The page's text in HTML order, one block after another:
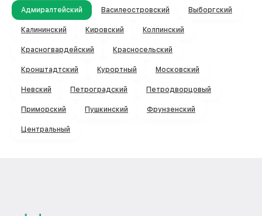
Адмиралтейский Василеостровский Выборгский
Калининский Кировский Колпинский
Красногвардейский Красносельский
Кронштадтский Курортный Московский
Невский Петроградский Петродворцовый
Приморский Пушкинский Фрунзенский
Центральный